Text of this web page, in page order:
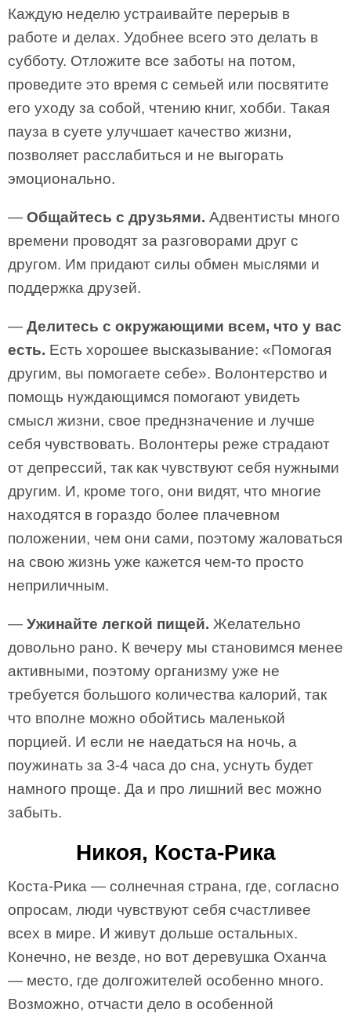
Каждую неделю устраивайте перерыв в
работе и делах. Удобнее всего это делать в
субботу. Отложите все заботы на потом,
проведите это время с семьей или посвятите
его уходу за собой, чтению книг, хобби. Такая
пауза в суете улучшает качество жизни,
позволяет расслабиться и не выгорать
эмоционально.
— Общайтесь с друзьями. Адвентисты много
времени проводят за разговорами друг с
другом. Им придают силы обмен мыслями и
поддержка друзей.
— Делитесь с окружающими всем, что у вас
есть. Есть хорошее высказывание: «Помогая
другим, вы помогаете себе». Волонтерство и
помощь нуждающимся помогают увидеть
смысл жизни, свое преднзначение и лучше
себя чувствовать. Волонтеры реже страдают
от депрессий, так как чувствуют себя нужными
другим. И, кроме того, они видят, что многие
находятся в гораздо более плачевном
положении, чем они сами, поэтому жаловаться
на свою жизнь уже кажется чем-то просто
неприличным.
— Ужинайте легкой пищей. Желательно
довольно рано. К вечеру мы становимся менее
активными, поэтому организму уже не
требуется большого количества калорий, так
что вполне можно обойтись маленькой
порцией. И если не наедаться на ночь, а
поужинать за 3-4 часа до сна, уснуть будет
намного проще. Да и про лишний вес можно
забыть.
Никоя, Коста-Рика
Коста-Рика — солнечная страна, где, согласно
опросам, люди чувствуют себя счастливее
всех в мире. И живут дольше остальных.
Конечно, не везде, но вот деревушка Оханча
— место, где долгожителей особенно много.
Возможно, отчасти дело в особенной